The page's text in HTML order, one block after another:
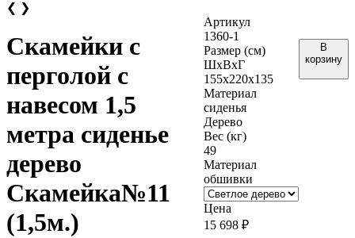
❮ ❯
Скамейки с
перголой с
навесом 1,5
метра сиденье
дерево
Скамейка№11
(1,5м.)
Артикул
1360-1
Размер (см)
ШхВхГ
155х220х135
Материал
сиденья
Дерево
Вес (кг)
49
Материал
обшивки
Цена
15 698 ₽
В
корзину